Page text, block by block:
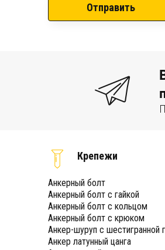
Отправить
Крепежи
Анкерный болт
Анкерный болт с гайкой
Анкерный болт с кольцом
Анкерный болт с крюком
Анкер-шуруп с шестигранной
Анкер латунный цанга